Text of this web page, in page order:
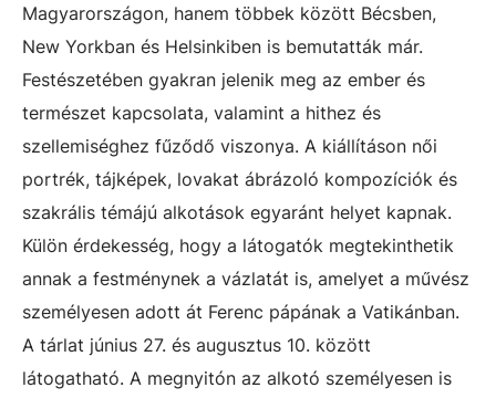
Magyarországon, hanem többek között Bécsben,
New Yorkban és Helsinkiben is bemutatták már.
Festészetében gyakran jelenik meg az ember és
természet kapcsolata, valamint a hithez és
szellemiséghez fűződő viszonya. A kiállításon női
portrék, tájképek, lovakat ábrázoló kompozíciók és
szakrális témájú alkotások egyaránt helyet kapnak.
Külön érdekesség, hogy a látogatók megtekinthetik
annak a festménynek a vázlatát is, amelyet a művész
személyesen adott át Ferenc pápának a Vatikánban.
A tárlat június 27. és augusztus 10. között
látogatható. A megnyitón az alkotó személyesen is